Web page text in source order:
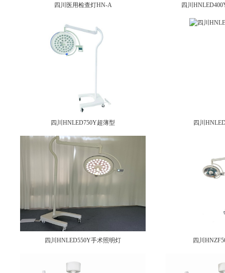
四川医用检查灯HN-A 四川
四川HNLED750Y超薄型 四川
四川HNLED550Y手术照明灯 四川